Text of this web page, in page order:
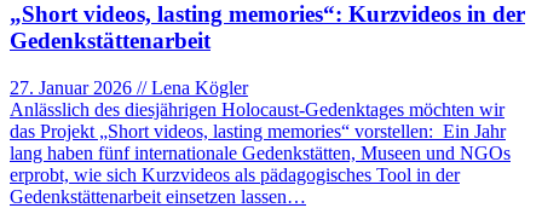
„Short videos, lasting memories“: Kurzvideos in der
Gedenkstättenarbeit
27. Januar 2026 // Lena Kögler
Anlässlich des diesjährigen Holocaust-Gedenktages möchten wir
das Projekt „Short videos, lasting memories“ vorstellen: Ein Jahr
lang haben fünf internationale Gedenkstätten, Museen und NGOs
erprobt, wie sich Kurzvideos als pädagogisches Tool in der
Gedenkstättenarbeit einsetzen lassen…